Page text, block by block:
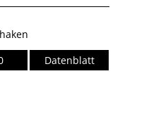
Datenblatt